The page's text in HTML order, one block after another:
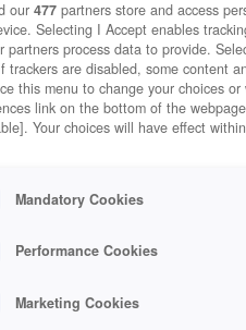
our 477 partners store and access
Selecting I Accept enables
partners process data to provide.
trackers are disabled, some content
this menu to change your choices
link on the bottom of the
Your choices will have effect
Mandatory Cookies
Performance Cookies
Marketing Cookies